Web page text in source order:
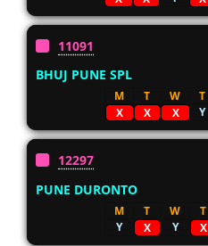
11091
BHUJ PUNE SPL
M T W T
X
X X Y
12297
PUNE DURONTO
M T W T
Y
X Y X